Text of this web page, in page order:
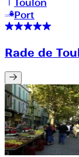
Toulon
Port
Rade de